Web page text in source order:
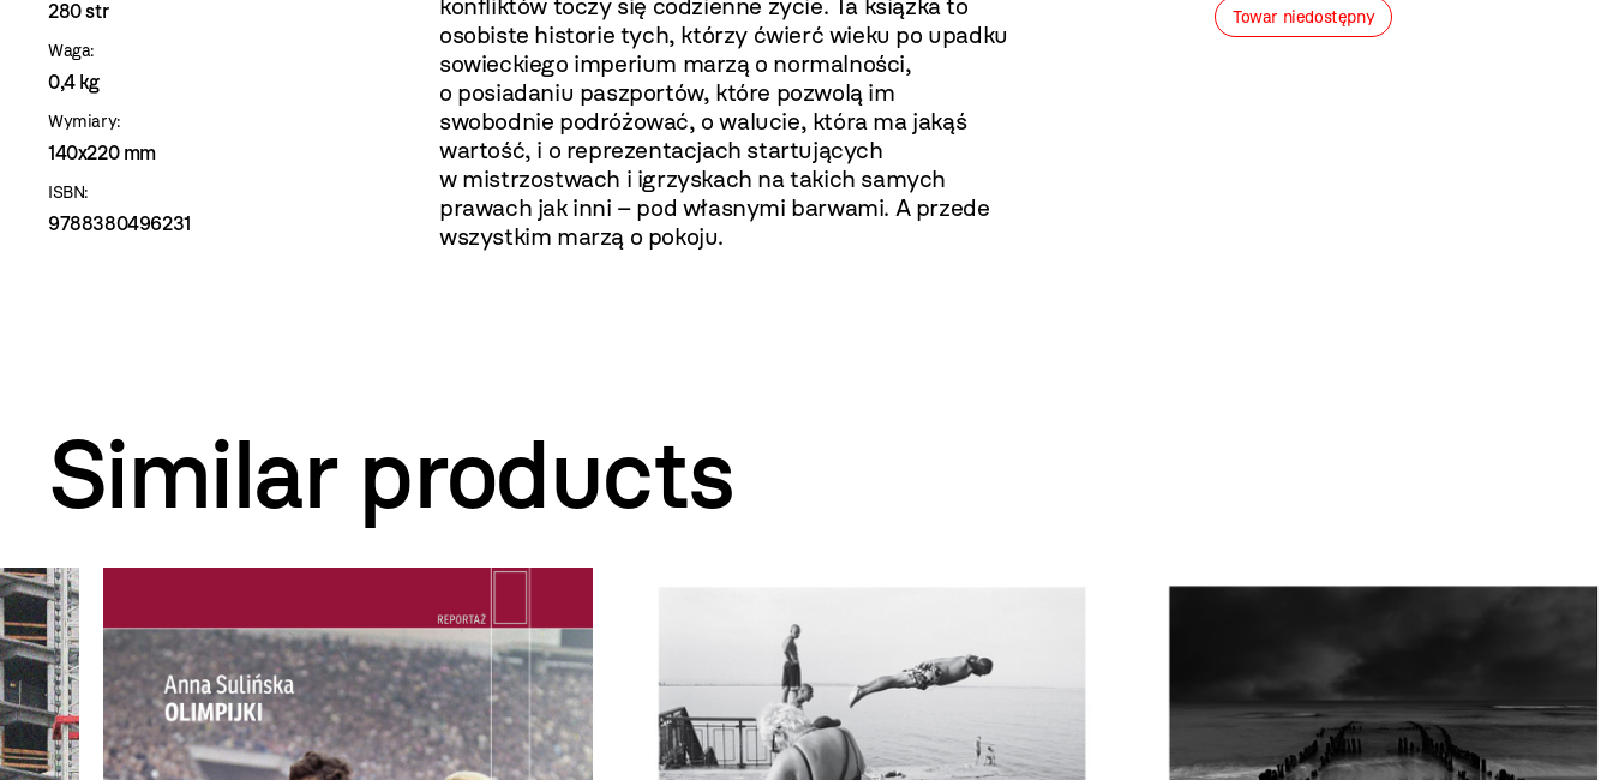
280 str
Waga:
0,4 kg
Wymiary:
140x220 mm
ISBN:
9788380496231
osobiste historie tych, którzy ćwierć wieku po upadku
sowieckiego imperium marzą o normalności,
o posiadaniu paszportów, które pozwolą im
swobodnie podróżować, o walucie, która ma jakąś
wartość, i o reprezentacjach startujących
w mistrzostwach i igrzyskach na takich samych
prawach jak inni – pod własnymi barwami. A przede
wszystkim marzą o pokoju.
Towar niedostępny
Similar products